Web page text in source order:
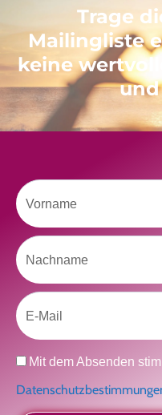
kolitscher.by.biotic
Kolitscher
Sisterlove
Trage
Mailingliste
keine
Vorname
Nachname
Email
Datenschutz
Mit dem Absenden